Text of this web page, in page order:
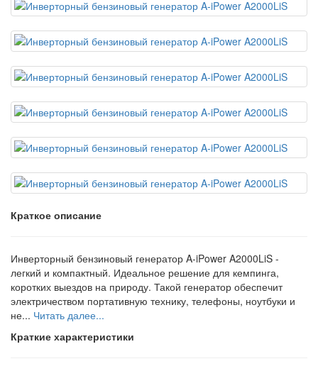
Краткое описание
Инверторный бензиновый генератор A-iPower A2000LiS -
легкий и компактный. Идеальное решение для кемпинга,
коротких выездов на природу. Такой генератор обеспечит
электричеством портативную технику, телефоны, ноутбуки и
не... Читать далее...
Краткие характеристики